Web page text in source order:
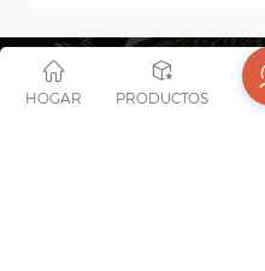
HOGAR PRODUCTOS